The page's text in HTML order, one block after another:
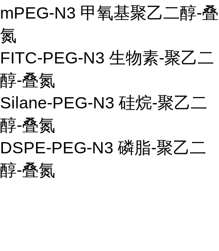
mPEG-N3 甲氧基聚乙二醇-叠
氮
FITC-PEG-N3 生物素-聚乙二
醇-叠氮
Silane-PEG-N3 硅烷-聚乙二
醇-叠氮
DSPE-PEG-N3 磷脂-聚乙二
醇-叠氮